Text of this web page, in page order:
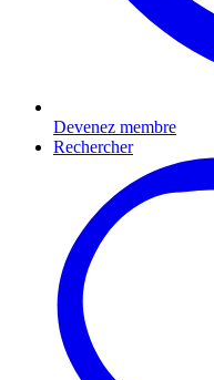
Devenez membre
Rechercher